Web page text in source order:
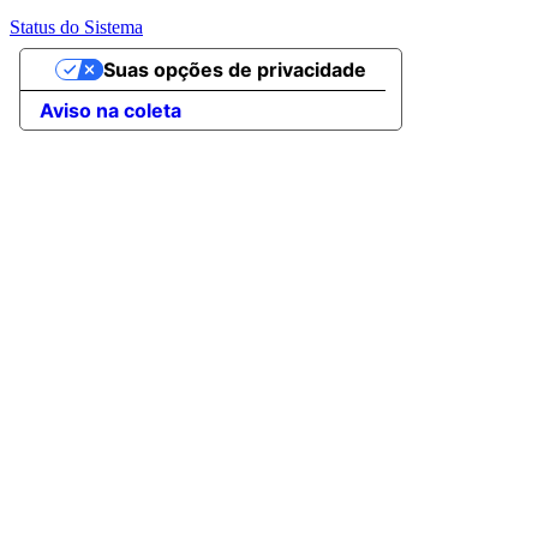
Status do Sistema
Aviso na coleta
Suas opções de privacidade